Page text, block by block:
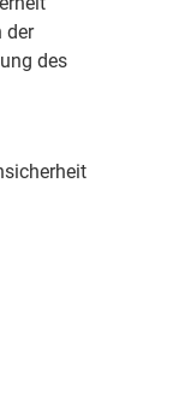
der
des